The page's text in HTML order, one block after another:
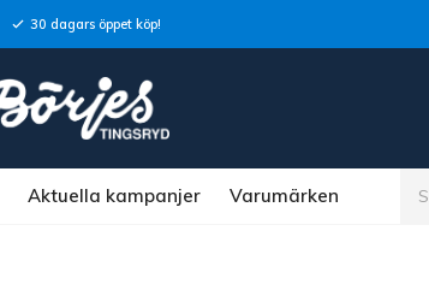
30 dagars öppet köp!
Aktuella kampanjer Varumärken